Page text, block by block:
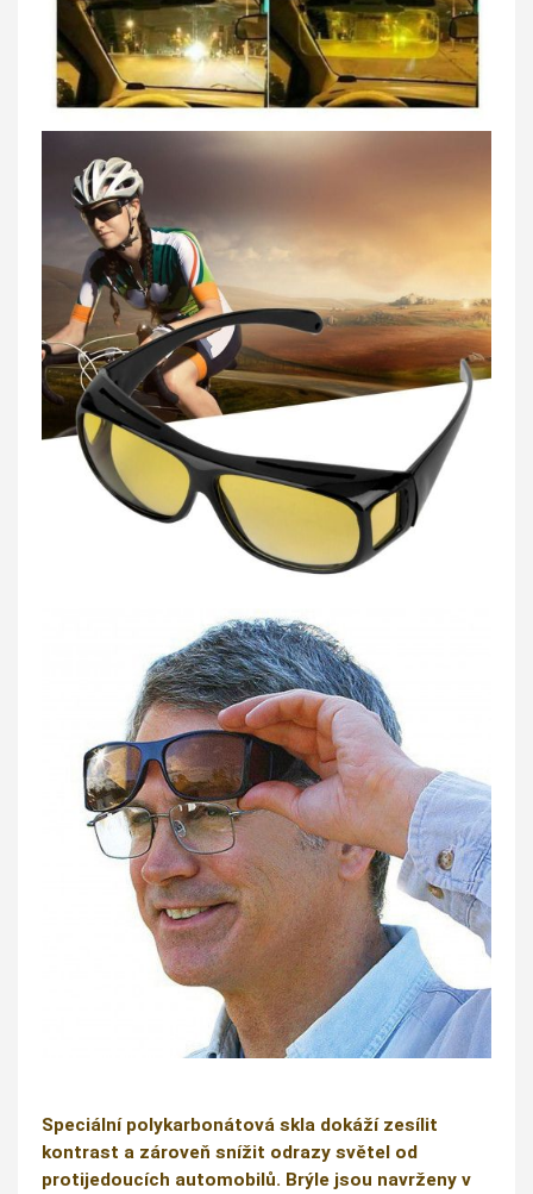
Speciální polykarbonátová skla dokáží zesílit
kontrast a zároveň snížit odrazy světel od
protijedoucích automobilů. Brýle jsou navrženy v